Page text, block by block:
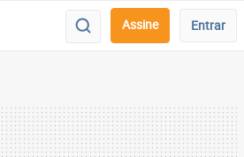
Assine Entrar